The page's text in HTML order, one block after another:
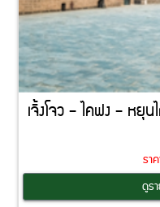
เจิ้งโจว – ไคฟง – หยุ
รา
ดูร